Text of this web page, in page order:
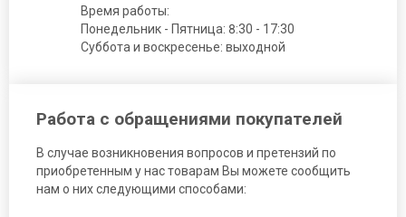
Время работы:
Понедельник - Пятница: 8:30 - 17:30
Суббота и воскресенье: выходной
Работа с обращениями покупателей
В случае возникновения вопросов и претензий по
приобретенным у нас товарам Вы можете сообщить
нам о них следующими способами: